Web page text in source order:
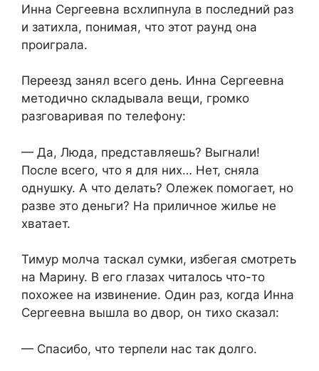
Инна Сергеевна всхлипнула в последний раз
и затихла, понимая, что этот раунд она
проиграла.
Переезд занял всего день. Инна Сергеевна
методично складывала вещи, громко
разговаривая по телефону:
— Да, Люда, представляешь? Выгнали!
После всего, что я для них… Нет, сняла
однушку. А что делать? Олежек помогает, но
разве это деньги? На приличное жилье не
хватает.
Тимур молча таскал сумки, избегая смотреть
на Марину. В его глазах читалось что-то
похожее на извинение. Один раз, когда Инна
Сергеевна вышла во двор, он тихо сказал:
— Спасибо, что терпели нас так долго.